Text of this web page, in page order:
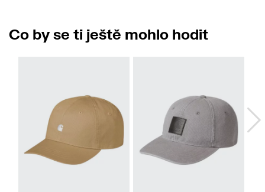
Co by se ti ještě mohlo hodit